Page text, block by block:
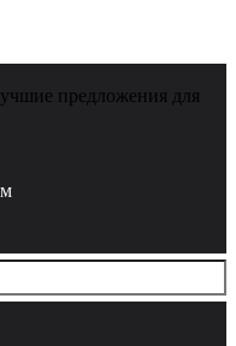
предложения для